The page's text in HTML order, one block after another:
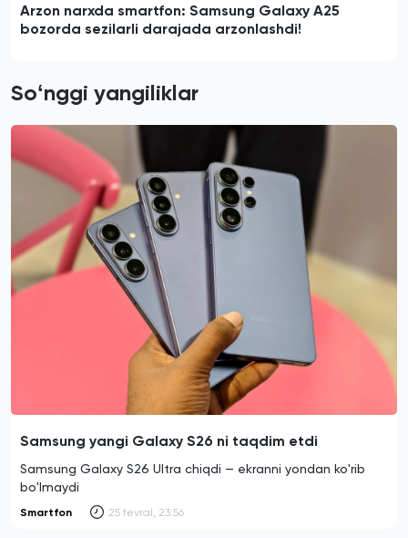
Arzon narxda smartfon: Samsung Galaxy A25
bozorda sezilarli darajada arzonlashdi!
Soʻnggi yangiliklar
Samsung yangi Galaxy S26 ni taqdim etdi
Samsung Galaxy S26 Ultra chiqdi — ekranni yondan ko'rib
bo'lmaydi
Smartfon 25 fevral, 23:56